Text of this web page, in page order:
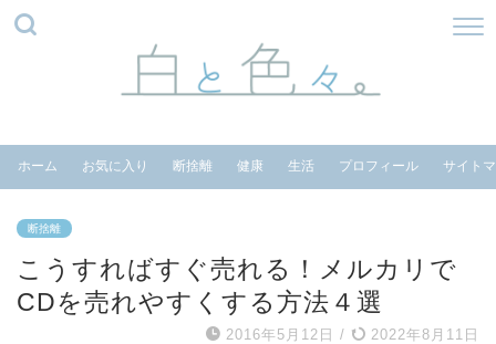
ホーム お気に入り 断捨離 健康 生活 プロフィール サイト
断捨離
こうすればすぐ売れる！メルカリで
CDを売れやすくする方法４選
2016年5月12日 / 2022年8月11日